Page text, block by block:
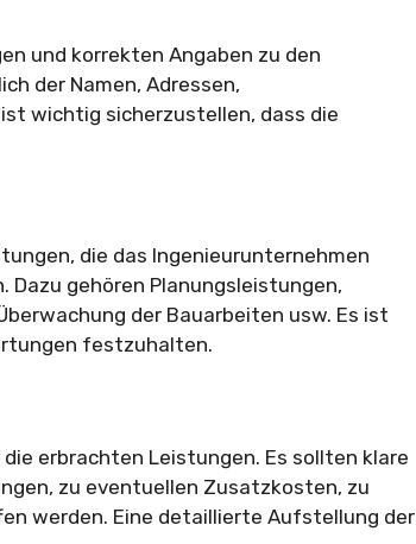
und korrekten Angaben zu den
der Namen, Adressen,
wichtig sicherzustellen, dass die
die das Ingenieurunternehmen
Dazu gehören Planungsleistungen,
der Bauarbeiten usw. Es ist
festzuhalten.
erbrachten Leistungen. Es sollten klare
zu eventuellen Zusatzkosten, zu
werden. Eine detaillierte Aufstellung der